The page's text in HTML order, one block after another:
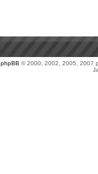
phpBB © 2000, 2002, 2005, 2007